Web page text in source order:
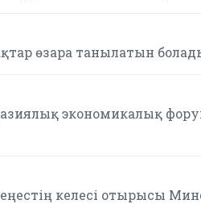
өзара танылатын
экономикалық
келесі отырысы